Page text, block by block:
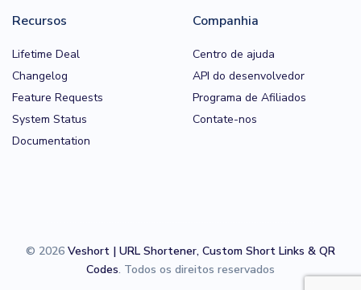
Recursos
Lifetime Deal
Changelog
Feature Requests
System Status
Documentation
Companhia
Centro de ajuda
API do desenvolvedor
Programa de Afiliados
Contate-nos
© 2026 Veshort | URL Shortener, Custom Short Links & QR
Codes. Todos os direitos reservados